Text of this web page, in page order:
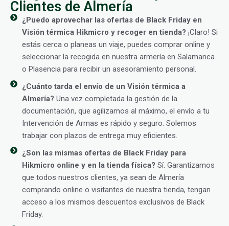
Clientes de Almería
¿Puedo aprovechar las ofertas de Black Friday en
Visión térmica Hikmicro y recoger en tienda? ¡Claro! Si
estás cerca o planeas un viaje, puedes comprar online y
seleccionar la recogida en nuestra armería en Salamanca
o Plasencia para recibir un asesoramiento personal.
¿Cuánto tarda el envío de un Visión térmica a
Almería? Una vez completada la gestión de la
documentación, que agilizamos al máximo, el envío a tu
Intervención de Armas es rápido y seguro. Solemos
trabajar con plazos de entrega muy eficientes.
¿Son las mismas ofertas de Black Friday para
Hikmicro online y en la tienda física? Sí. Garantizamos
que todos nuestros clientes, ya sean de Almería
comprando online o visitantes de nuestra tienda, tengan
acceso a los mismos descuentos exclusivos de Black
Friday.